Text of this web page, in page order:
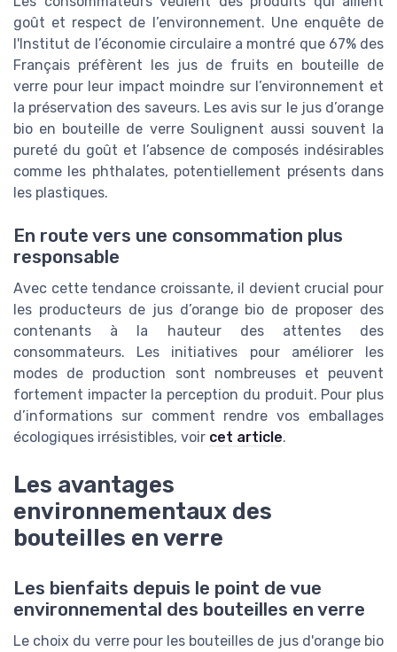
goût et respect de l’environnement. Une enquête de
l'Institut de l’économie circulaire a montré que 67% des
Français préfèrent les jus de fruits en bouteille de
verre pour leur impact moindre sur l’environnement et
la préservation des saveurs. Les avis sur le jus d’orange
bio en bouteille de verre Soulignent aussi souvent la
pureté du goût et l’absence de composés indésirables
comme les phthalates, potentiellement présents dans
les plastiques.
En route vers une consommation plus
responsable
Avec cette tendance croissante, il devient crucial pour
les producteurs de jus d’orange bio de proposer des
contenants à la hauteur des attentes des
consommateurs. Les initiatives pour améliorer les
modes de production sont nombreuses et peuvent
fortement impacter la perception du produit. Pour plus
d’informations sur comment rendre vos emballages
écologiques irrésistibles, voir cet article.
Les avantages
environnementaux des
bouteilles en verre
Les bienfaits depuis le point de vue
environnemental des bouteilles en verre
Le choix du verre pour les bouteilles de jus d'orange bio